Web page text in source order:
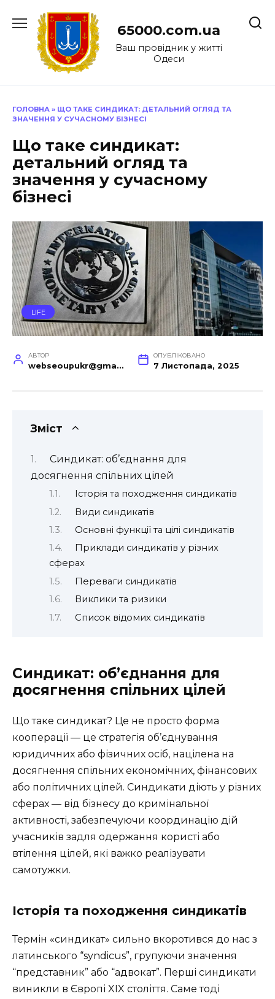
до
65000.com.ua
Ваш провідник у житті
Одеси
ГОЛОВНА » ЩО ТАКЕ СИНДИКАТ: ДЕТАЛЬНИЙ ОГЛЯД ТА
ЗНАЧЕННЯ У СУЧАСНОМУ БІЗНЕСІ
Що таке синдикат:
детальний огляд та
значення у сучасному
бізнесі
LIFE
АВТОР
webseoupukr@gmail.com
ОПУБЛІКОВАНО
7 Листопада, 2025
Зміст
Синдикат: об’єднання для
досягнення спільних цілей
Історія та походження синдикатів
Види синдикатів
Основні функції та цілі синдикатів
Приклади синдикатів у різних
сферах
Переваги синдикатів
Виклики та ризики
Список відомих синдикатів
Синдикат: об’єднання для
досягнення спільних цілей
Що таке синдикат? Це не просто форма
кооперації — це стратегія об’єднування
юридичних або фізичних осіб, націлена на
досягнення спільних економічних, фінансових
або політичних цілей. Синдикати діють у різних
сферах — від бізнесу до кримінальної
активності, забезпечуючи координацію дій
учасників задля одержання користі або
втілення цілей, які важко реалізувати
самотужки.
Історія та походження синдикатів
Термін «синдикат» сильно вкоротився до нас з
латинського “syndicus”, групуючи значення
“представник” або “адвокат”. Перші синдикати
виникли в Європі XIX століття. Саме тоді